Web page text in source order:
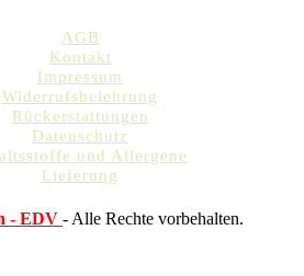
AGB
Kontakt
Impressum
Widerrufsbelehrung
Rückerstattungen
Datenschutz
und Allergene
Lieferung
- EDV - Alle Rechte vorbehalten.